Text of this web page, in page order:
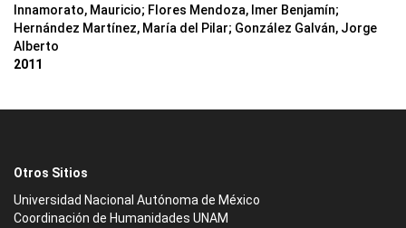
Innamorato, Mauricio; Flores Mendoza, Imer Benjamín;
Hernández Martínez, María del Pilar; González Galván, Jorge
Alberto
2011
Otros Sitios
Universidad Nacional Autónoma de México
Coordinación de Humanidades UNAM